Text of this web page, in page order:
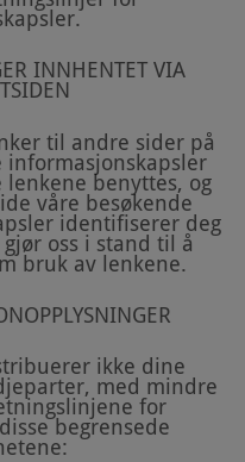
INNHENTET VIA
til andre sider på
informasjonskapsler
benyttes, og
våre besøkende
identifiserer deg
oss i stand til å
bruk av lenkene.
ikke dine
med mindre
for
begrensede